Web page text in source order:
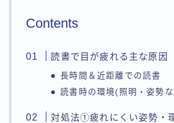
Contents
読書で目が疲れる主な原因
長時間＆近距離での読書
読書時の環境(照明・姿勢
対処法①疲れにくい姿勢・